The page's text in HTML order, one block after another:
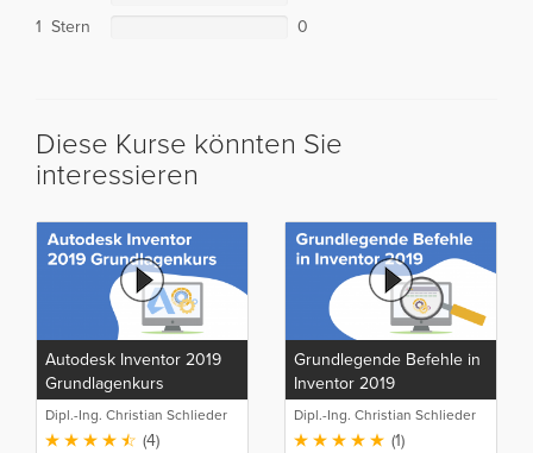
1 Stern
0
Diese Kurse könnten Sie
interessieren
Autodesk Inventor 2019
Grundlagenkurs
Dipl.-Ing. Christian Schlieder
(4)
Grundlegende Befehle in
Inventor 2019
Dipl.-Ing. Christian Schlieder
(1)